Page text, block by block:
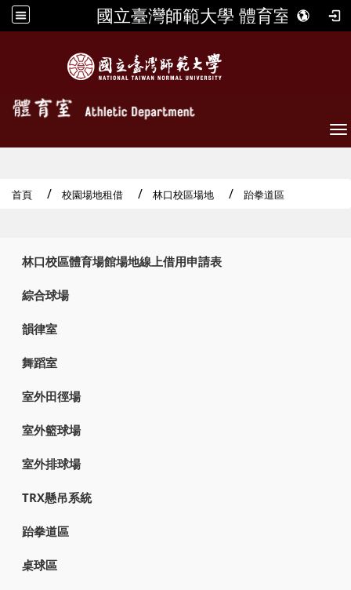
國立臺灣師範大學 體育室
首頁 校園場地租借 林口校區場地 跆拳道區
林口校區體育場館場地線上借用申請表
綜合球場
韻律室
舞蹈室
室外田徑場
室外籃球場
室外排球場
TRX懸吊系統
跆拳道區
桌球區